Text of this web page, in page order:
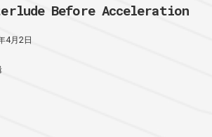
Before Acceleration
4月2日